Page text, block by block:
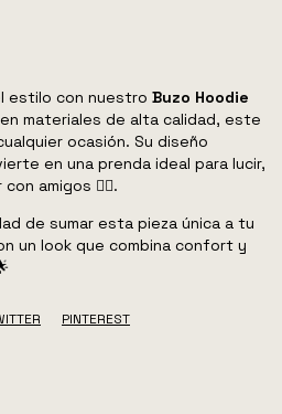
estilo con nuestro Buzo Hoodie
materiales de alta calidad, este
ocasión. Su diseño
en una prenda ideal para lucir,
amigos 👯‍♂️.
de sumar esta pieza única a tu
un look que combina confort y
PINTEREST